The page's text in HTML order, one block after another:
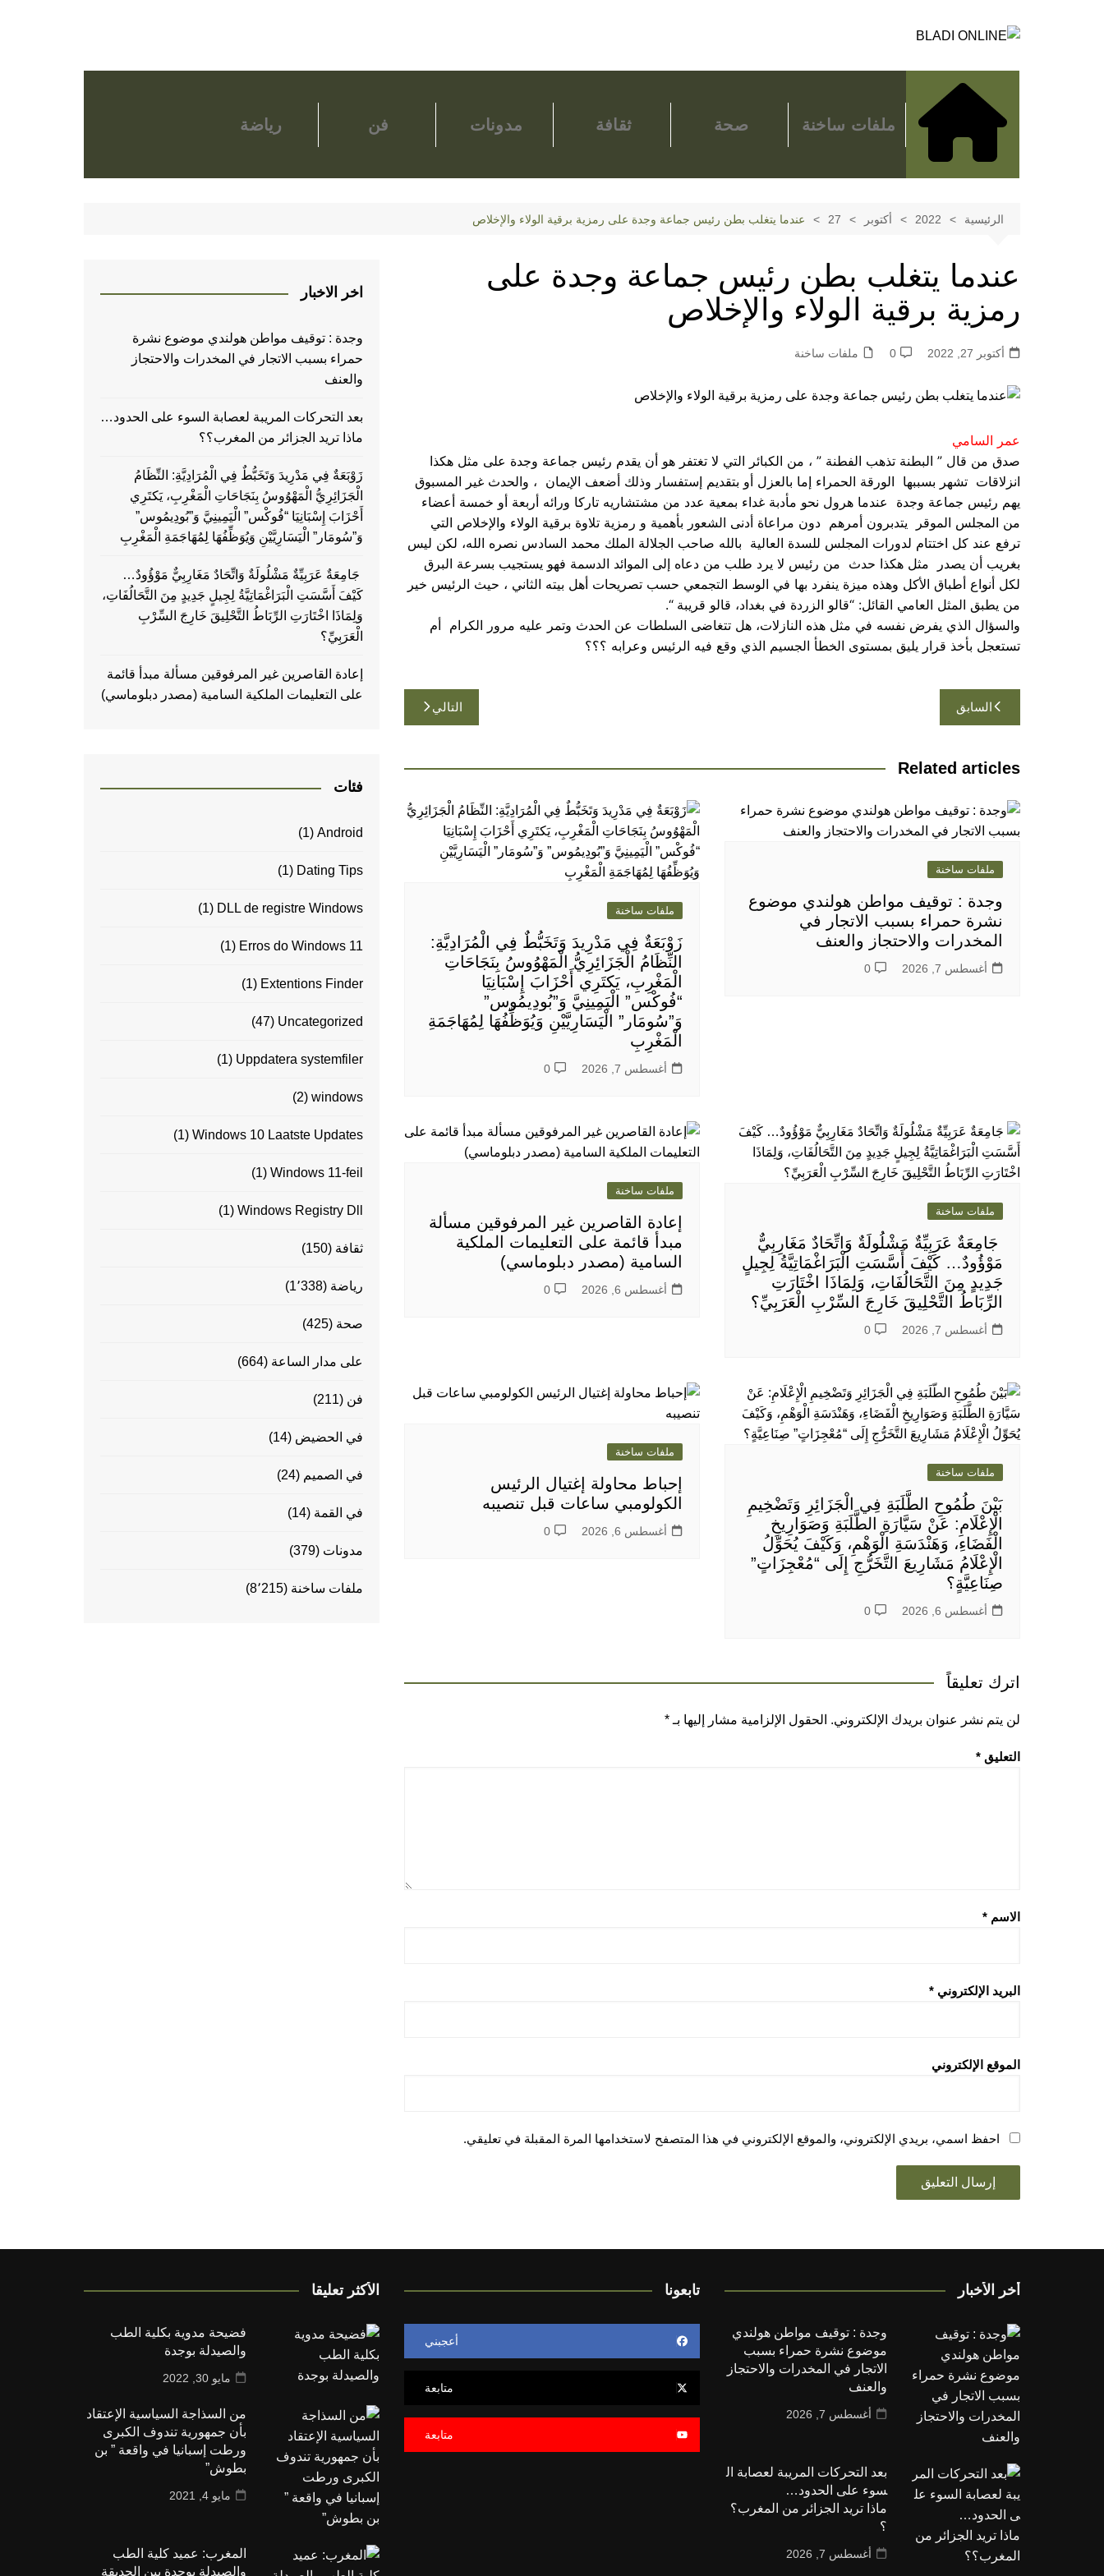
ملفات ساخنة صحة ثقافة مدونات فن رياضة
الرئيسية 2022 أكتوبر 27 عندما يتغلب بطن رئيس جماعة وجدة على رمزية برقية الولاء والإخلاص
عندما يتغلب بطن رئيس جماعة وجدة على
رمزية برقية الولاء والإخلاص
أكتوبر 27, 2022 0 ملفات ساخنة
عمر السامي
صدق من قال ” البطنة تذهب الفطنة ” ، من الكبائر التي لا تغتفر هو أن يقدم رئيس جماعة وجدة على مثل هكذا
انزلاقات تشهر بسببها الورقة الحمراء إما بالعزل أو بتقديم إستفسار وذلك أضعف الإيمان ، والحدث غير المسبوق
يهم رئيس جماعة وجدة عندما هرول نحو مأدبة غداء بمعية عدد من مشتشاريه تاركا ورائه أربعة أو خمسة أعضاء
من المجلس الموقر يتدبرون أمرهم دون مراعاة أدنى الشعور بأهمية و رمزية تلاوة برقية الولاء والإخلاص التي
ترفع عند كل اختتام لدورات المجلس للسدة العالية بالله صاحب الجلالة الملك محمد السادس نصره الله، لكن ليس
بغريب أن يصدر مثل هكذا حدث من رئيس لا يرد طلب من دعاه إلى الموائد الدسمة فهو يستجيب بسرعة البرق
لكل أنواع أطباق الأكل وهذه ميزة ينفرد بها في الوسط التجمعي حسب تصريحات أهل بيته الثاني ، حيث الرئيس خير
من يطبق المثل العامي القائل: “قالو الزردة في بغداد، قالو قريبة “.
والسؤال الذي يفرض نفسه في مثل هذه النازلات، هل تتغاضى السلطات عن الحدث وتمر عليه مرور الكرام أم
تستعجل بأخذ قرار يليق بمستوى الخطأ الجسيم الذي وقع فيه الرئيس وعرابه ؟؟؟
تصفّح
المقالات
السابق التالي
Related articles
ملفات ساخنة
وجدة : توقيف مواطن هولندي موضوع
نشرة حمراء بسبب الاتجار في
المخدرات والاحتجاز والعنف
أغسطس 7, 2026 0
ملفات ساخنة
زَوْبَعَةٌ فِي مَدْرِيدَ وَتَخَبُّطٌ فِي الْمُرَادِيَّةِ:
النِّظَامُ الْجَزَائِرِيُّ الْمَهْوُوسُ بِنَجَاحَاتِ
الْمَغْرِبِ، يَكتَرِي أَحْزَابَ إِسْبَانِيَا
“فُوكْس” الْيَمِينِيَّ وَ”بُودِيمُوس”
وَ”سُومَار” الْيَسَارِيَّيْنِ وَيُوَظِّفُهَا لِمُهَاجَمَةِ
الْمَغْرِبِ
أغسطس 7, 2026 0
ملفات ساخنة
جَامِعَةٌ عَرَبِيِّةٌ مَشْلُولَةٌ وَاتِّحَادٌ مَغَارِبِيٌّ
مَوْؤُودٌ… كَيْفَ أَسَّسَتِ الْبَرَاغْمَاتِيَّةُ لِجِيلٍ
جَدِيدٍ مِنَ التَّحَالُفَاتِ، وَلِمَاذَا اخْتَارَتِ
الرِّبَاطُ التَّحْلِيقَ خَارِجَ السِّرْبِ الْعَرَبِيِّ؟
أغسطس 7, 2026 0
ملفات ساخنة
إعادة القاصرين غير المرفوقين مسألة
مبدأ قائمة على التعليمات الملكية
السامية (مصدر دبلوماسي)
أغسطس 6, 2026 0
ملفات ساخنة
بَيْنَ طُمُوحِ الطَّلَبَةِ فِي الْجَزَائِرِ وَتَضْخِيمِ
الْإِعْلَامِ: عَنْ سَيَّارَةِ الطَّلَبَةِ وَصَوَارِيخِ
الْفَضَاءِ، وَهَنْدَسَةِ الْوَهْمِ، وَكَيْفَ يُحَوِّلُ
الْإِعْلَامُ مَشَارِيعَ التَّخَرُّجِ إِلَى “مُعْجِزَاتٍ”
صِنَاعِيَّةٍ؟
أغسطس 6, 2026 0
ملفات ساخنة
إحباط محاولة إغتيال الرئيس
الكولومبي ساعات قبل تنصيبه
أغسطس 6, 2026 0
اترك تعليقاً
لن يتم نشر عنوان بريدك الإلكتروني. الحقول الإلزامية مشار إليها بـ *
التعليق *
الاسم *
البريد الإلكتروني *
الموقع الإلكتروني
احفظ اسمي، بريدي الإلكتروني، والموقع الإلكتروني في هذا المتصفح لاستخدامها المرة المقبلة في تعليقي.
اخر الاخبار
وجدة : توقيف مواطن هولندي موضوع نشرة
حمراء بسبب الاتجار في المخدرات والاحتجاز
والعنف
بعد التحركات المريبة لعصابة السوء على الحدود…
ماذا تريد الجزائر من المغرب؟؟
زَوْبَعَةٌ فِي مَدْرِيدَ وَتَخَبُّطٌ فِي الْمُرَادِيَّةِ: النِّظَامُ
الْجَزَائِرِيُّ الْمَهْوُوسُ بِنَجَاحَاتِ الْمَغْرِبِ، يَكتَرِي
أَحْزَابَ إِسْبَانِيَا “فُوكْس” الْيَمِينِيَّ وَ”بُودِيمُوس”
وَ”سُومَار” الْيَسَارِيَّيْنِ وَيُوَظِّفُهَا لِمُهَاجَمَةِ الْمَغْرِبِ
جَامِعَةٌ عَرَبِيِّةٌ مَشْلُولَةٌ وَاتِّحَادٌ مَغَارِبِيٌّ مَوْؤُودٌ…
كَيْفَ أَسَّسَتِ الْبَرَاغْمَاتِيَّةُ لِجِيلٍ جَدِيدٍ مِنَ التَّحَالُفَاتِ،
وَلِمَاذَا اخْتَارَتِ الرِّبَاطُ التَّحْلِيقَ خَارِجَ السِّرْبِ
الْعَرَبِيِّ؟
إعادة القاصرين غير المرفوقين مسألة مبدأ قائمة
على التعليمات الملكية السامية (مصدر دبلوماسي)
فئات
Android
(1)
Dating Tips
(1)
DLL de registre Windows
(1)
Erros do Windows 11
(1)
Extentions Finder
(1)
Uncategorized
(47)
Uppdatera systemfiler
(1)
windows
(2)
Windows 10 Laatste Updates
(1)
Windows 11-feil
(1)
Windows Registry Dll
(1)
ثقافة (150)
رياضة (1٬338)
صحة (425)
على مدار الساعة (664)
فن (211)
في الحضيض (14)
في الصميم (24)
في القمة (14)
مدونات (379)
ملفات ساخنة (8٬215)
أخر الأخبار
وجدة : توقيف مواطن هولندي
موضوع نشرة حمراء بسبب
الاتجار في المخدرات والاحتجاز
والعنف
أغسطس 7, 2026
بعد التحركات المريبة لعصابة ال
سوء على الحدود…
ماذا تريد الجزائر من المغرب؟
؟
أغسطس 7, 2026
تابعونا
أعجبني
متابعة
متابعة
الأكثر تعليقا
فضيحة مدوية بكلية الطب
والصيدلة بوجدة
مايو 30, 2022
من السذاجة السياسية الإعتقاد
بأن جمهورية تندوف الكبرى
ورطت إسبانيا في واقعة ” بن
بطوش”
مايو 4, 2021
المغرب: عميد كلية الطب
والصيدلة بوجدة بين الحديقة